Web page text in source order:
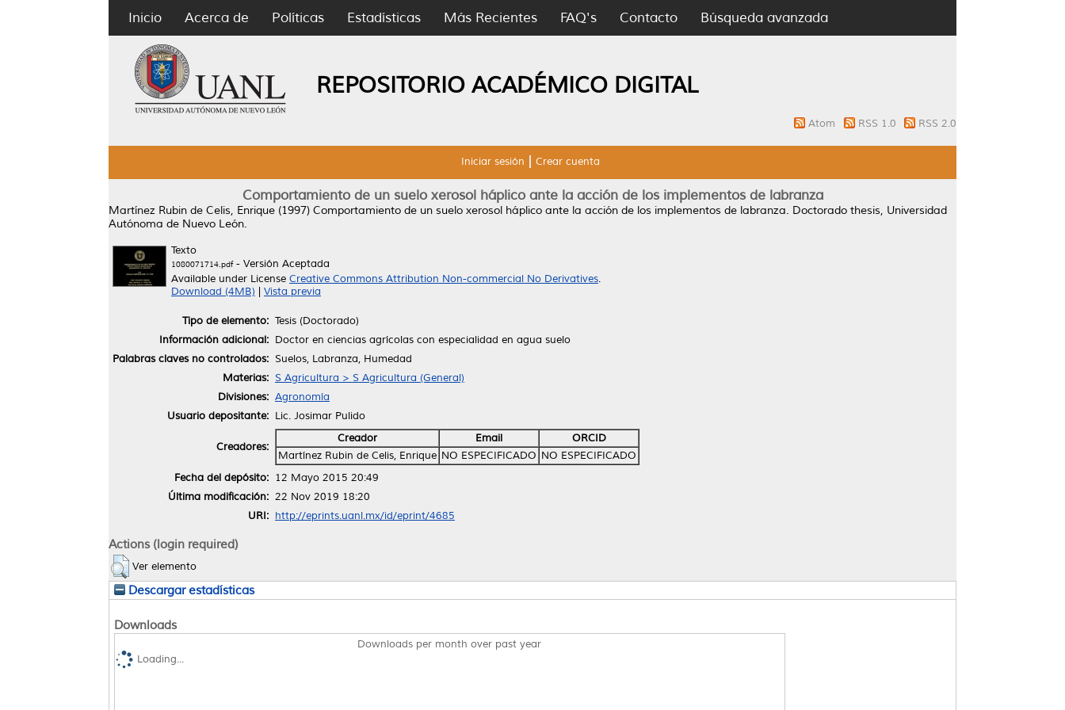
Inicio Acerca de Políticas Estadísticas Más Recientes FAQ's Contacto Búsqueda avanzada
REPOSITORIO ACADÉMICO DIGITAL
Atom RSS 1.0 RSS 2.0
Iniciar sesión Crear cuenta
Comportamiento de un suelo xerosol háplico ante la acción de los implementos de labranza
Martínez Rubin de Celis, Enrique (1997) Comportamiento de un suelo xerosol háplico ante la acción de los implementos de labranza. Doctorado thesis, Universidad
Autónoma de Nuevo León.
Texto
1080071714.pdf- Versión Aceptada
Available under License Creative Commons Attribution Non-commercial No Derivatives.
Download (4MB)
Vista previa
Tipo de elemento: Tesis (Doctorado)
Información adicional: Doctor en ciencias agrícolas con especialidad en agua suelo
Palabras claves no controlados: Suelos, Labranza, Humedad
Materias: S Agricultura > S Agricultura (General)
Divisiones: Agronomía
Usuario depositante: Lic. Josimar Pulido
Creadores:
Creador Email
ORCID
Martínez Rubin de Celis, Enrique NO ESPECIFICADO NO ESPECIFICADO
Fecha del depósito: 12 Mayo 2015 20:49
Última modificación: 22 Nov 2019 18:20
URI: http://eprints.uanl.mx/id/eprint/4685
Actions (login required)
Ver elemento
Descargar estadísticas
Downloads
Downloads per month over past year
Loading...